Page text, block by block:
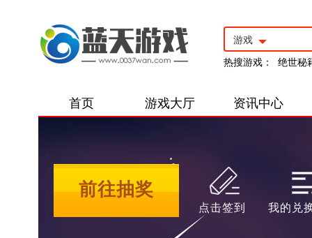
游戏
热搜游戏： 绝世秘
首页 游戏大厅 资讯中心
前往抽奖
点击签到 我的兑